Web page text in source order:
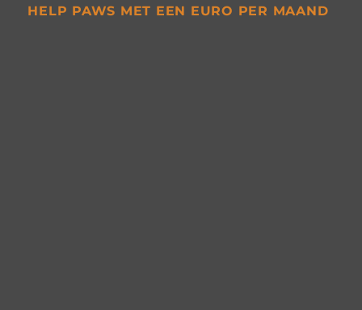
HELP PAWS MET EEN EURO PER MAAND